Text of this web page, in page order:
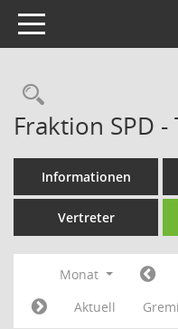
Toggle navigation
Fraktion SPD
Informationen
Vertreter
Monat
Aktuell